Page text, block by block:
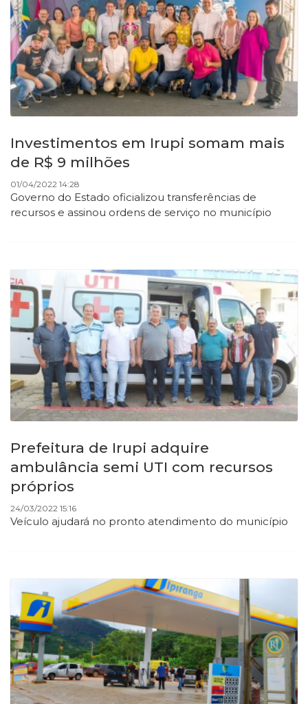
Investimentos em Irupi somam mais
de R$ 9 milhões
01/04/2022 14:28
Governo do Estado oficializou transferências de
recursos e assinou ordens de serviço no município
Prefeitura de Irupi adquire
ambulância semi UTI com recursos
próprios
24/03/2022 15:16
Veículo ajudará no pronto atendimento do município